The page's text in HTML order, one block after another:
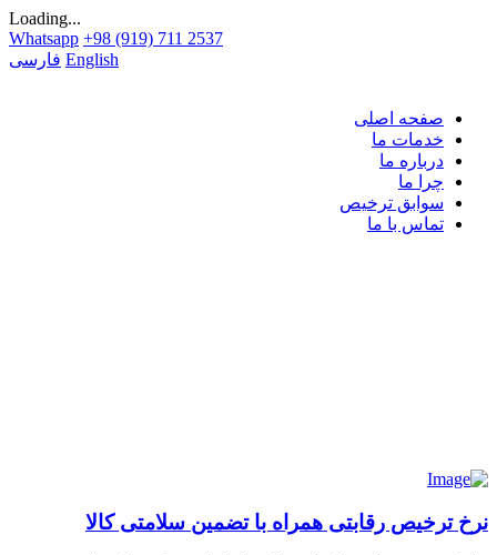
Loading...
Whatsapp +98 (919) 711 2537
فارسی English
صفحه اصلی
خدمات ما
درباره ما
چرا ما
سوابق ترخیص
تماس با ما
نرخ ترخیص رقابتی همراه با تضمین سلامتی کالا